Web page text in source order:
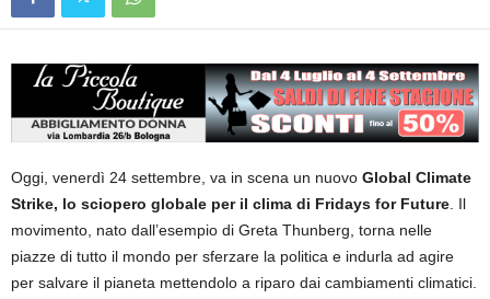
Oggi, venerdì 24 settembre, va in scena un nuovo Global Climate
Strike, lo sciopero globale per il clima di Fridays for Future. Il
movimento, nato dall’esempio di Greta Thunberg, torna nelle
piazze di tutto il mondo per sferzare la politica e indurla ad agire
per salvare il pianeta mettendolo a riparo dai cambiamenti climatici.